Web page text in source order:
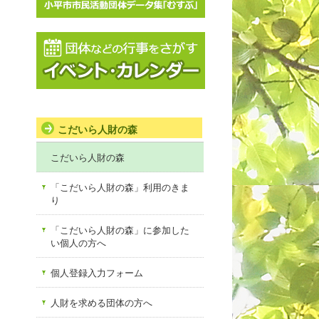
こだいら人財の森
こだいら人財の森
「こだいら人財の森」利用のきま
り
「こだいら人財の森」に参加した
い個人の方へ
個人登録入力フォーム
人財を求める団体の方へ